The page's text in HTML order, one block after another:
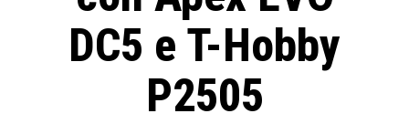
DC5 e T-Hobby
P2505